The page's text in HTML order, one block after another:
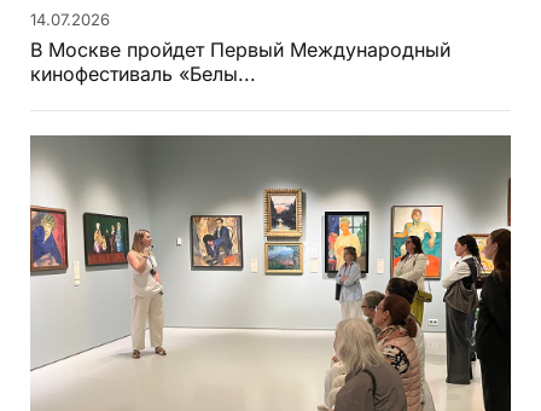
14.07.2026
В Москве пройдет Первый Международный
кинофестиваль «Белы...